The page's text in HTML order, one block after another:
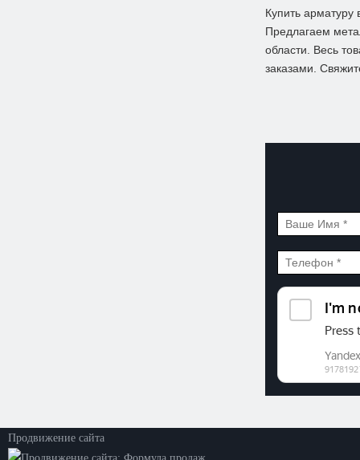
Купить арматуру
Предлагаем
области. Весь
заказами.
Продвижение сайта